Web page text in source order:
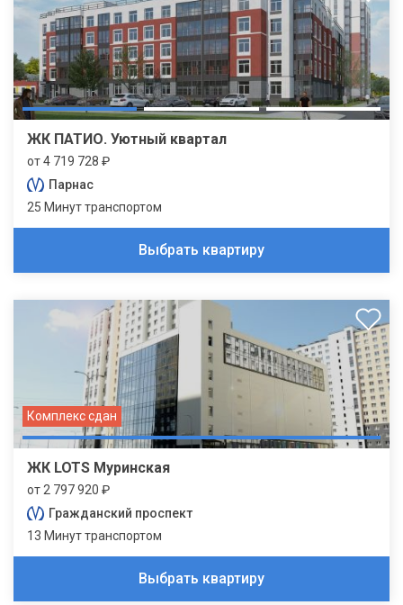
ЖК ПАТИО. Уютный квартал
от 4 719 728 ₽
Парнас
25 Минут транспортом
Выбрать квартиру
Комплекс сдан
ЖК LOTS Муринская
от 2 797 920 ₽
Гражданский проспект
13 Минут транспортом
Выбрать квартиру